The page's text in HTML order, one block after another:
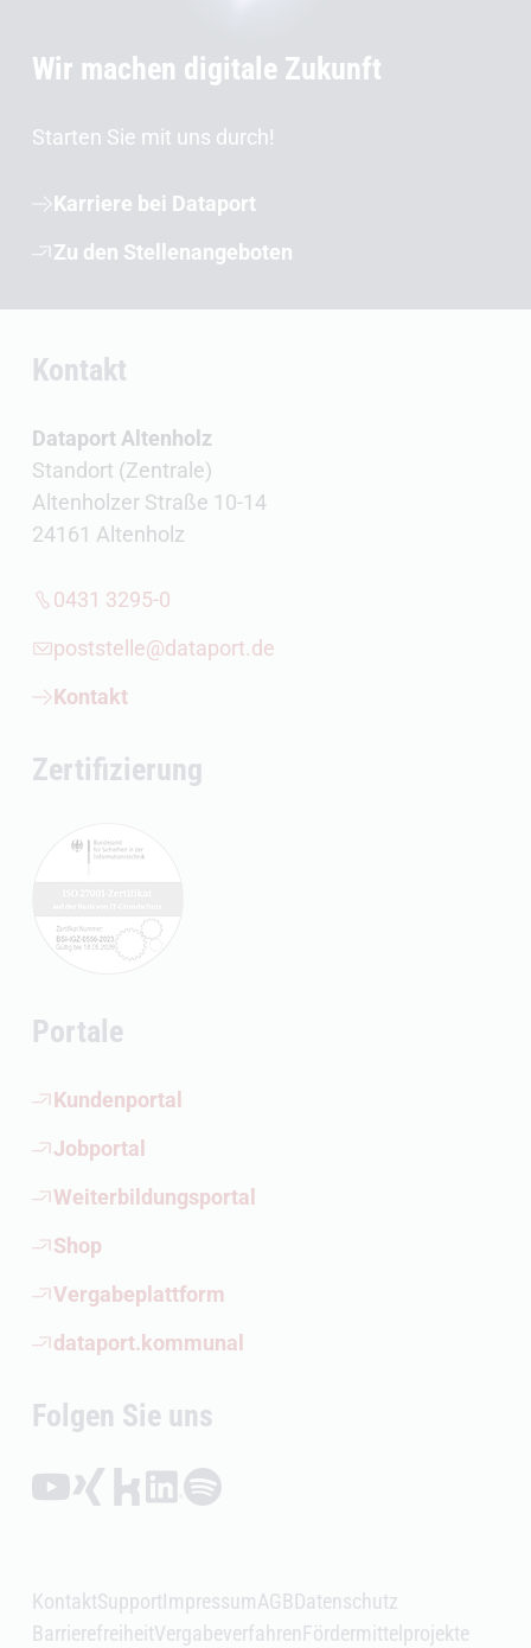
Wir machen digitale Zukunft
Starten Sie mit uns durch!
Karriere bei Dataport
Zu den Stellenangeboten
Kontakt
Dataport Altenholz
Standort (Zentrale)
Altenholzer Straße 10-14
24161 Altenholz
0431 3295-0
poststelle@dataport.de
Kontakt
Zertifizierung
Portale
Kundenportal
(Öffnet externen Link)
Jobportal
(Öffnet externen Link)
Weiterbildungsportal
(Öffnet externen Link)
Shop
(Öffnet externen Link)
Vergabeplattform
(Öffnet externen Link)
dataport.kommunal
(Öffnet externen Link)
Folgen Sie uns
Folgen auf YouTube (Öffnet externen Link)
Folgen auf Xing (Öffnet externen Link)
Folgen auf Kununu (Öffnet externen Link)
Folgen auf LinkedIn (Öffnet externen Link)
Folgen auf Spotify (Öffnet externen Link)
KontaktSupportImpressumAGBDatenschutz
BarrierefreiheitVergabeverfahrenFördermittelprojekte